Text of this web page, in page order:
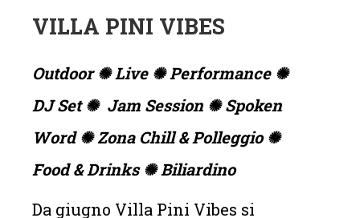
VILLA PINI VIBES
Outdoor ✺ Live ✺ Performance ✺
DJ Set ✺ Jam Session ✺ Spoken
Word ✺ Zona Chill & Polleggio ✺
Food & Drinks ✺ Biliardino
Da giugno Villa Pini Vibes si